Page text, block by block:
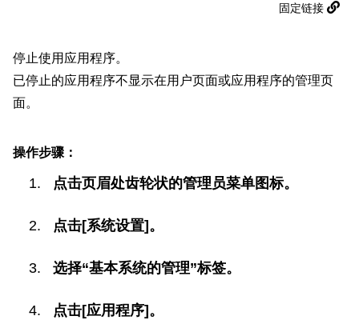
固定链接
停止使用应用程序。
已停止的应用程序不显示在用户页面或应用程序的管理页
面。
操作步骤：
点击页眉处齿轮状的管理员菜单图标。
点击[系统设置]。
选择“基本系统的管理”标签。
点击[应用程序]。